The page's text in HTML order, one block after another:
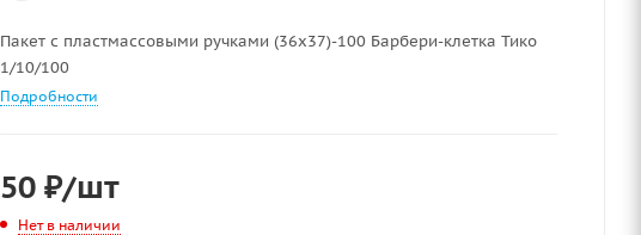
Пакет с пластмассовыми ручками (36х37)-100 Барбери-клетка Тико
1/10/100
Подробности
50₽/шт
Нет в наличии